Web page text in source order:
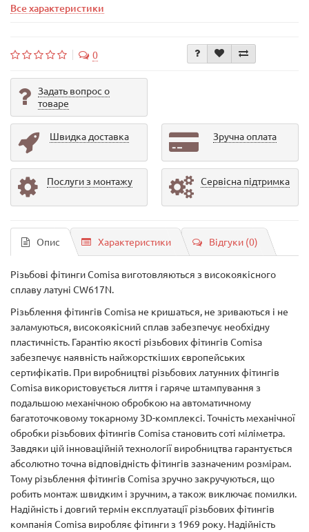
Все характеристики
0
Задать вопрос о
товаре
Швидка доставка Зручна оплата
Послуги з монтажу Сервісна підтримка
Опис Характеристики Відгуки (0)
Різьбові фітинги Comisa виготовляються з високоякісного
сплаву латуні CW617N.
Різьблення фітингів Comisa не кришаться, не зриваються і не
заламуються, високоякісний сплав забезпечує необхідну
пластичність. Гарантію якості різьбових фітингів Comisa
забезпечує наявність найжорсткіших європейських
сертифікатів. При виробництві різьбових латунних фітингів
Comisa використовується лиття і гаряче штампування з
подальшою механічною обробкою на автоматичному
багатоточковому токарному 3D-комплексі. Точність механічної
обробки різьбових фітингів Comisa становить соті міліметра.
Завдяки цій інноваційній технології виробництва гарантується
абсолютно точна відповідність фітингів зазначеним розмірам.
Тому різьблення фітингів Comisa зручно закручуються, що
робить монтаж швидким і зручним, а також виключає помилки.
Надійність і довгий термін експлуатації різьбових фітингів
компанія Comisa виробляє фітинги з 1969 року. Надійність